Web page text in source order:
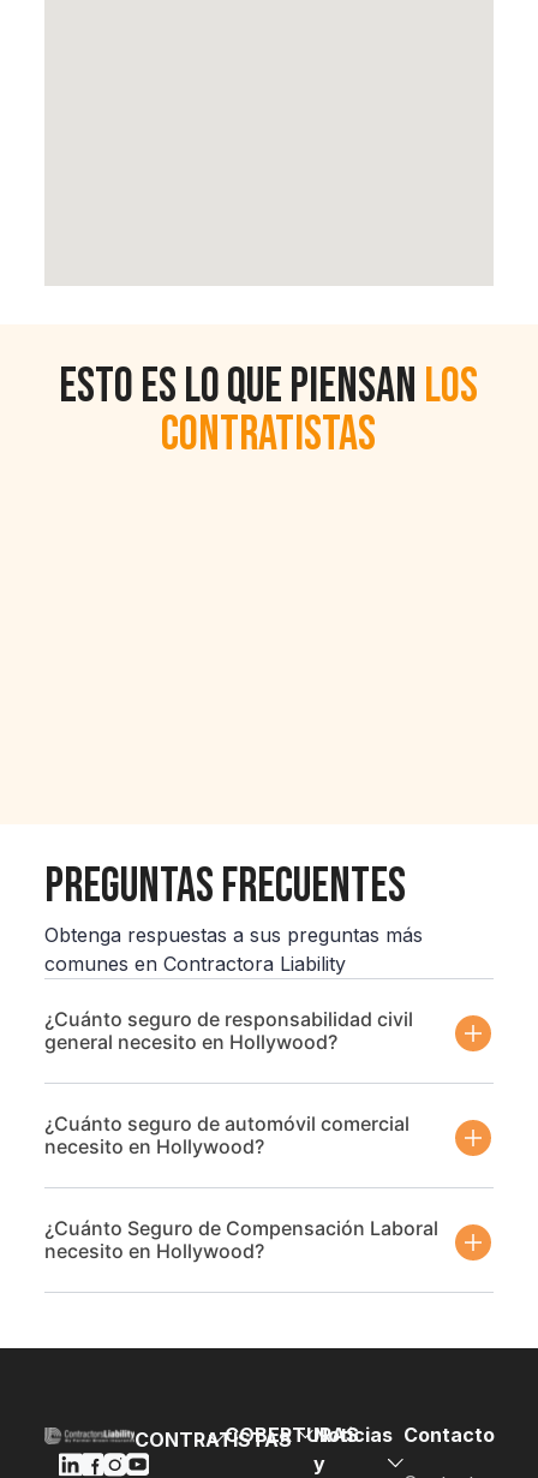
Esto es lo que piensan los
contratistas
Preguntas Frecuentes
Obtenga respuestas a sus preguntas más
comunes en Contractora Liability
¿Cuánto seguro de responsabilidad civil
general necesito en Hollywood?
¿Cuánto seguro de automóvil comercial
necesito en Hollywood?
¿Cuánto Seguro de Compensación Laboral
necesito en Hollywood?
CONTRATISTASCOBERTURAS
Noticias
y
Contacto